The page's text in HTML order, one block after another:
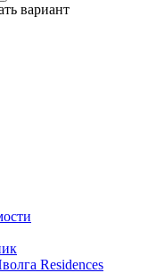
вариант
Residences